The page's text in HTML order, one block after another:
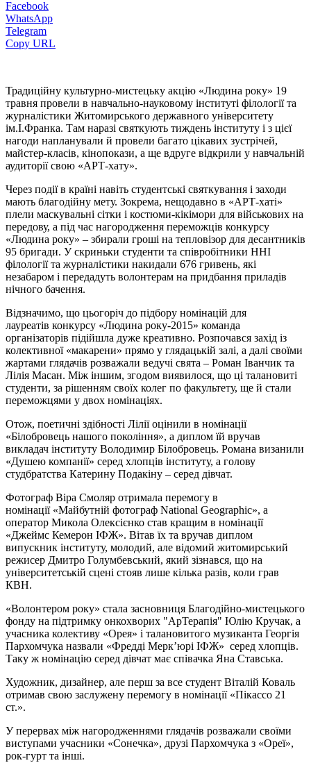
Facebook
WhatsApp
Telegram
Copy URL
Традиційну культурно-мистецьку акцію «Людина року» 19
травня провели в навчально-науковому інституті філології та
журналістики Житомирського державного університету
ім.І.Франка. Там наразі святкують тиждень інституту і з цієї
нагоди напланували й провели багато цікавих зустрічей,
майстер-класів, кінопокази, а ще вдруге відкрили у навчальній
аудиторії свою «АРТ-хату».
Через події в країні навіть студентські святкування і заходи
мають благодійну мету. Зокрема, нещодавно в «АРТ-хаті»
плели маскувальні сітки і костюми-кікімори для військових на
передову, а під час нагородження переможців конкурсу
«Людина року» – збирали гроші на тепловізор для десантників
95 бригади. У скриньки студенти та співробітники ННІ
філології та журналістики накидали 676 гривень, які
незабаром і передадуть волонтерам на придбання приладів
нічного бачення.
Відзначимо, що цьогоріч до підбору номінацій для
лауреатів конкурсу «Людина року-2015» команда
організаторів підійшла дуже креативно. Розпочався захід із
колективної «макарени» прямо у глядацькій залі, а далі своїми
жартами глядачів розважали ведучі свята – Роман Іванчик та
Лілія Масан. Між іншим, згодом виявилося, що ці талановиті
студенти, за рішенням своїх колег по факультету, ще й стали
переможцями у двох номінаціях.
Отож, поетичні здібності Лілії оцінили в номінації
«Білобровець нашого покоління», а диплом їй вручав
викладач інституту Володимир Білобровець. Романа визанили
«Душею компанії» серед хлопців інституту, а голову
студбратства Катерину Подакіну – серед дівчат.
Фотограф Віра Смоляр отримала перемогу в
номінації «Майбутній фотограф National Geographic», а
оператор Микола Олексієнко став кращим в номінації
«Джеймс Кемерон ІФЖ». Вітав їх та вручав диплом
випускник інституту, молодий, але відомий житомирський
режисер Дмитро Голумбевський, який зізнався, що на
університетській сцені стояв лише кілька разів, коли грав
КВН.
«Волонтером року» стала засновниця Благодійно-мистецького
фонду на підтримку онкохворих "АрТерапія" Юлію Кручак, а
учасника колективу «Орея» і талановитого музиканта Георгія
Пархомчука назвали «Фредді Мерк’юрі ІФЖ» серед хлопців.
Таку ж номінацію серед дівчат має співачка Яна Ставська.
Художник, дизайнер, але перш за все студент Віталій Коваль
отримав свою заслужену перемогу в номінації «Пікассо 21
ст.».
У перервах між нагородженнями глядачів розважали своїми
виступами учасники «Сонечка», друзі Пархомчука з «Ореї»,
рок-гурт та інші.